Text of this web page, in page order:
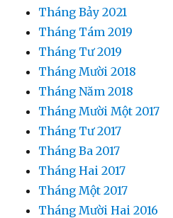
Tháng Bảy 2021
Tháng Tám 2019
Tháng Tư 2019
Tháng Mười 2018
Tháng Năm 2018
Tháng Mười Một 2017
Tháng Tư 2017
Tháng Ba 2017
Tháng Hai 2017
Tháng Một 2017
Tháng Mười Hai 2016